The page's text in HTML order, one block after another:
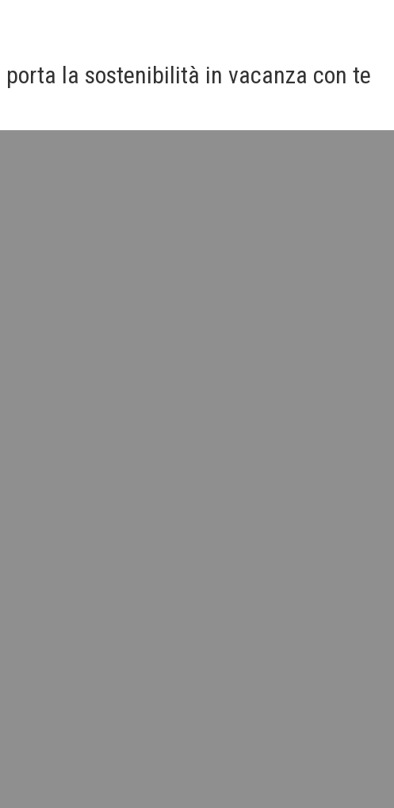
porta la sostenibilità in vacanza con te